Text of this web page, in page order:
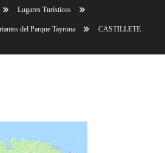
Lugares Turísticos
del Parque Tayrona CASTILLETE